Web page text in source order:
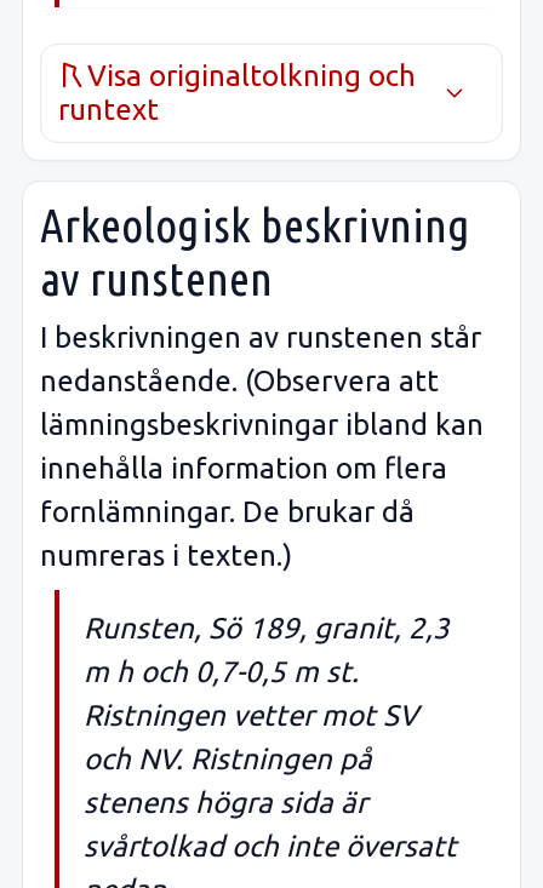
Visa originaltolkning och
runtext
Arkeologisk beskrivning
av runstenen
I beskrivningen av runstenen står
nedanstående. (Observera att
lämningsbeskrivningar ibland kan
innehålla information om flera
fornlämningar. De brukar då
numreras i texten.)
Runsten, Sö 189, granit, 2,3
m h och 0,7-0,5 m st.
Ristningen vetter mot SV
och NV. Ristningen på
stenens högra sida är
svårtolkad och inte översatt